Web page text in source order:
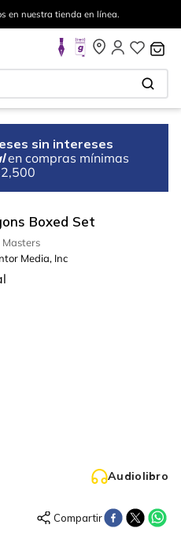
en nuestra tienda en línea.
sin intereses
en compras mínimas
Boxed Set
Masters
Media, Inc
Audiolibro